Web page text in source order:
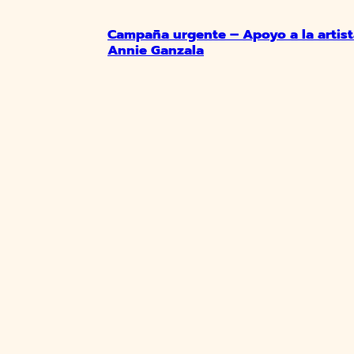
Campaña urgente – Apoyo a la
Annie Ganzala